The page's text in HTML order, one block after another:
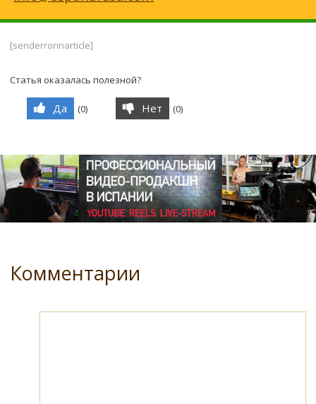
[senderrorinarticle]
Статья оказалась полезной?
Да (0) Нет (0)
Комментарии